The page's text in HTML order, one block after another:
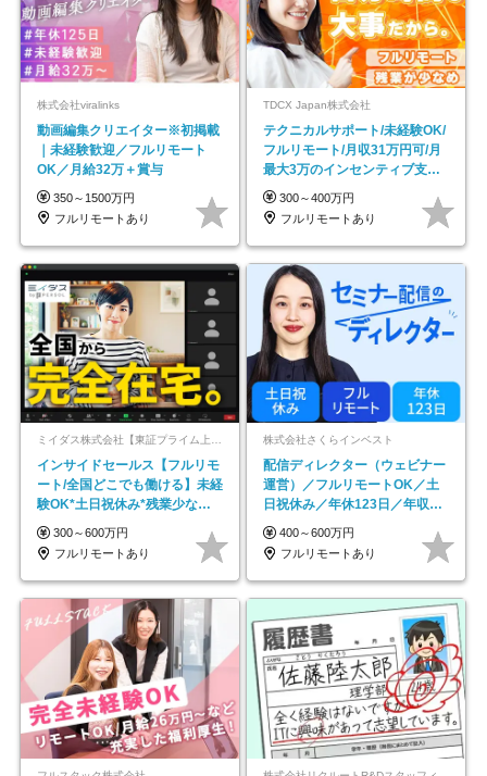
株式会社viralinks
動画編集クリエイター※初掲載
｜未経験歓迎／フルリモート
OK／月給32万＋賞与
350～1500万円
フルリモートあり
TDCX Japan株式会社
テクニカルサポート/未経験OK/
フルリモート/月収31万円可/月
最大3万のインセンティブ支給/
平均年齢33歳
300～400万円
フルリモートあり
ミイダス株式会社【東証プライム上場パーソルグループ】
インサイドセールス【フルリモ
ート/全国どこでも働ける】未経
験OK*土日祝休み*残業少なめ*
在宅勤務手当あり
300～600万円
フルリモートあり
株式会社さくらインベスト
配信ディレクター（ウェビナー
運営）／フルリモートOK／土
日祝休み／年休123日／年収
600万円可
400～600万円
フルリモートあり